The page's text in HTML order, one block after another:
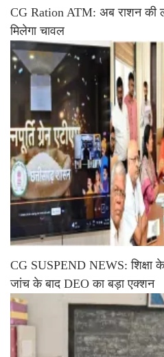
CG Ration ATM: अब राशन
मिलेगा चावल
CG SUSPEND NEWS: शिक्षा
जांच के बाद DEO का बड़ा एक्शन